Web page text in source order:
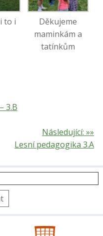
to i
Děkujeme
maminkám a
tatínkům
3.B
Následující: »»
Lesní pedagogika 3.A